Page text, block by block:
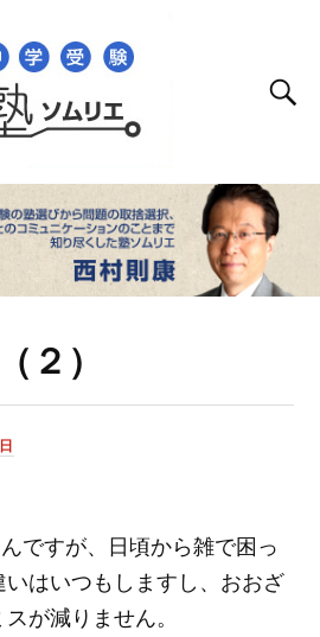
２）
ですが、日頃から雑で困っ
はいつもしますし、おおざ
が減りません。